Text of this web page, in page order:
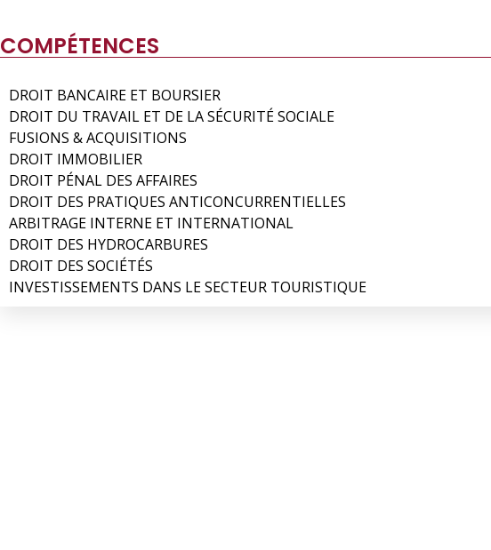
COMPÉTENCES
DROIT BANCAIRE ET BOURSIER
DROIT DU TRAVAIL ET DE LA SÉCURITÉ SOCIALE
FUSIONS & ACQUISITIONS
DROIT IMMOBILIER
DROIT PÉNAL DES AFFAIRES
DROIT DES PRATIQUES ANTICONCURRENTIELLES
ARBITRAGE INTERNE ET INTERNATIONAL
DROIT DES HYDROCARBURES
DROIT DES SOCIÉTÉS
INVESTISSEMENTS DANS LE SECTEUR TOURISTIQUE